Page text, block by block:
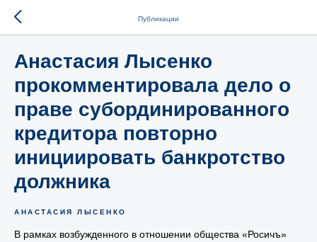
Публикации
Анастасия Лысенко
прокомментировала дело о
праве субординированного
кредитора повторно
инициировать банкротство
должника
АНАСТАСИЯ ЛЫСЕНКО
В рамках возбужденного в отношении общества «Росичъ»